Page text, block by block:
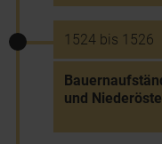
1524 bis 1526
und